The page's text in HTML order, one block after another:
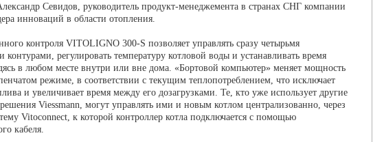
Севидов, руководитель продукт-менеджемента в странах СНГ компании
инноваций в области отопления.
контроля VITOLIGNO 300-S позволяет управлять сразу четырьмя
контурами, регулировать температуру котловой воды и устанавливать время
в любом месте внутри или вне дома. «Бортовой компьютер» меняет мощность
режиме, в соответствии с текущим теплопотреблением, что исключает
и увеличивает время между его дозагрузками. Те, кто уже использует другие
Viessmann, могут управлять ими и новым котлом централизованно, через
Vitoconnect, к которой контроллер котла подключается с помощью
кабеля.